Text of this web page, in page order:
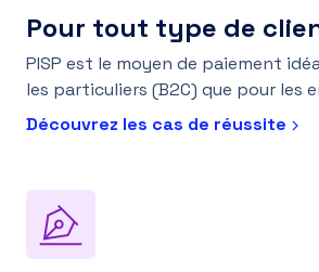
Pour tout type de
PISP est le moyen de paiement
les particuliers (B2C) que pour les
Découvrez les cas de réussite